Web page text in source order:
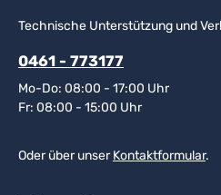
Technische Unterstützung und
0461 - 773177
Mo-Do: 08:00 - 17:00 Uhr
Fr: 08:00 - 15:00 Uhr
Oder über unserKontaktformular.